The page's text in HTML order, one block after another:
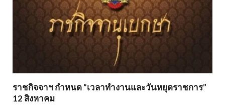
ราชกิจจาฯ กำหนด “เวลาทำงานและวันหยุดราชการ”
12 สิงหาคม